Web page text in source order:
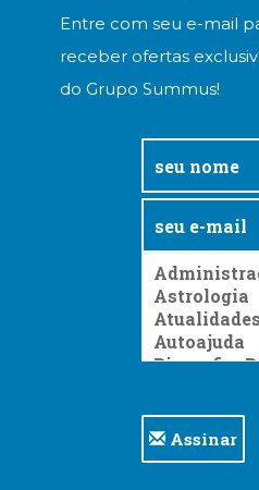
Entre com seu e-mail
receber ofertas
do Grupo Summus!
Assinar